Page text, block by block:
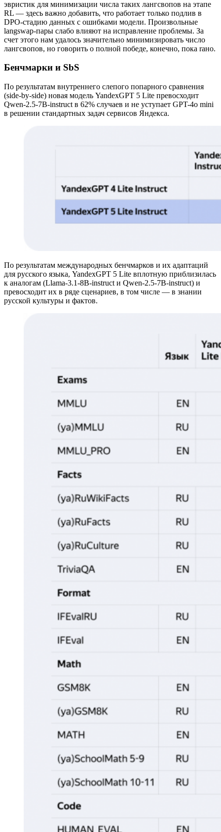
эвристик для минимизации числа таких лангсвопов на этапе
RL — здесь важно добавить, что работает только подлив в
DPO-стадию данных с ошибками модели. Произвольные
langswap-пары слабо влияют на исправление проблемы. За
счет этого нам удалось значительно минимизировать число
лангсвопов, но говорить о полной победе, конечно, пока raно.
Бенчмарки и SbS
По результатам внутреннего слепого попарного сравнения
(side-by-side) новая модель YandexGPT 5 Lite превосходит
Qwen-2.5-7B-instruct в 62% случаев и не уступает GPT-4o mini
в решении стандартных задач сервисов Яндекса.
По результатам международных бенчмарков и их адаптаций
для русского языка, YandexGPT 5 Lite вплотную приблизилась
к аналогам (Llama-3.1-8B-instruct и Qwen-2.5-7B-instruct) и
превосходит их в ряде сценариев, в том числе — в знании
русской культуры и фактов.